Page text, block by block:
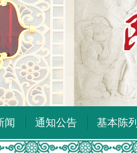
闻 通知公告 基本陈列